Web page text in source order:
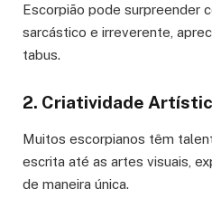
Escorpião pode surpreender
sarcástico e irreverente,
tabus.
2. Criatividade
Muitos escorpianos têm
escrita até as artes visuais,
de maneira única.